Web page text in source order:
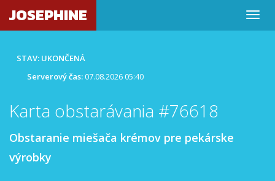
JOSEPHINE
STAV: UKONČENÁ
Serverový čas:07.08.2026 05:40
Karta obstarávania #76618
Obstaranie miešača krémov pre pekárske
výrobky